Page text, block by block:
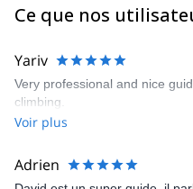
Ce que nos
Yariv
Very professional and nice
climbing.
Voir plus
Adrien